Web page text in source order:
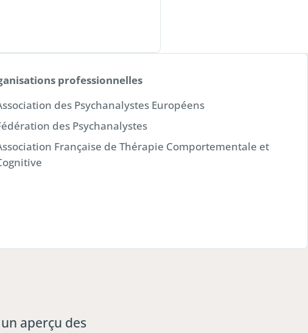
professionnelles
des Psychanalystes Européens
des Psychanalystes
Française de Thérapie Comportementale et
aperçu des